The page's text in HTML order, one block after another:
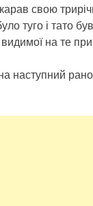
свою
туго і тато
на те
наступний